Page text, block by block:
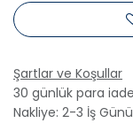
Şartlar ve Koşullar
30 günlük para
Nakliye: 2-3 İş Günü